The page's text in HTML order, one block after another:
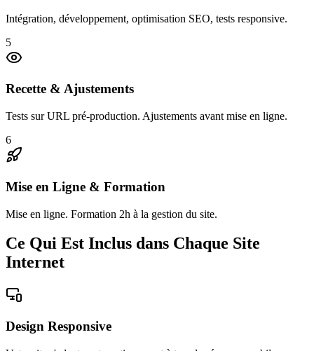
Intégration, développement, optimisation SEO, tests responsive.
5
Recette & Ajustements
Tests sur URL pré-production. Ajustements avant mise en ligne.
6
Mise en Ligne & Formation
Mise en ligne. Formation 2h à la gestion du site.
Ce Qui Est Inclus dans Chaque Site
Internet
Design Responsive